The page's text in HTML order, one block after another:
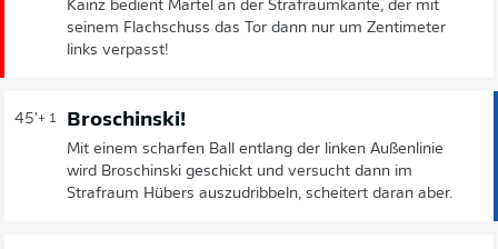
Kainz bedient Martel an der Strafraumkante, der mit
seinem Flachschuss das Tor dann nur um Zentimeter
links verpasst!
45'+ 1 Broschinski!
Mit einem scharfen Ball entlang der linken Außenlinie
wird Broschinski geschickt und versucht dann im
Strafraum Hübers auszudribbeln, scheitert daran aber.